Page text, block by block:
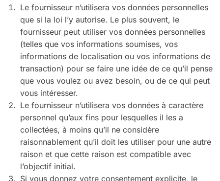
Le fournisseur n’utilisera vos données personnelles
que si la loi l’y autorise. Le plus souvent, le
fournisseur peut utiliser vos données personnelles
(telles que vos informations soumises, vos
informations de localisation ou vos informations de
transaction) pour se faire une idée de ce qu’il pense
que vous voulez ou avez besoin, ou de ce qui peut
vous intéresser.
Le fournisseur n’utilisera vos données à caractère
personnel qu’aux fins pour lesquelles il les a
collectées, à moins qu’il ne considère
raisonnablement qu’il doit les utiliser pour une autre
raison et que cette raison est compatible avec
l’objectif initial.
Si vous donnez votre consentement explicite, le